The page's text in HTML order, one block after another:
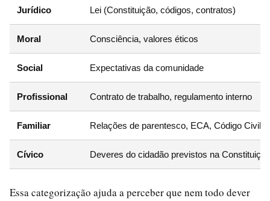
Jurídico Lei (Constituição, códigos, contratos)
Moral Consciência, valores éticos
Social Expectativas da comunidade
Profissional Contrato de trabalho, regulamento interno
Familiar Relações de parentesco, ECA, Código Civil
Cívico Deveres do cidadão previstos na Constituição
Essa categorização ajuda a perceber que nem todo dever